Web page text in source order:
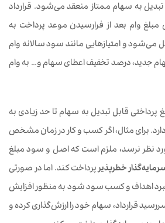
تبدیل به سهام ممتاز منعقد می‌شود. قرارداد
وام بعد از فرارسیدن موعد پرداخت به
می‌شود و امتیازهایی مانند سود سالانه وام
جدید، درصد تخفیف اعطای سهام و… به وام
قابل تبدیل به سهام تا حد زیادی به
برای مثال، اگر کسب و کار در زمان مشخص
نظر نرسد، ملزم است که اصل و سود مبلغ
خطرپذیرپرداخت کند. اما در صورتی
اهداف و کسب سود شود به منظور افزایش
قرارداد، سهام خود را ارزش‌گذاری کرده و